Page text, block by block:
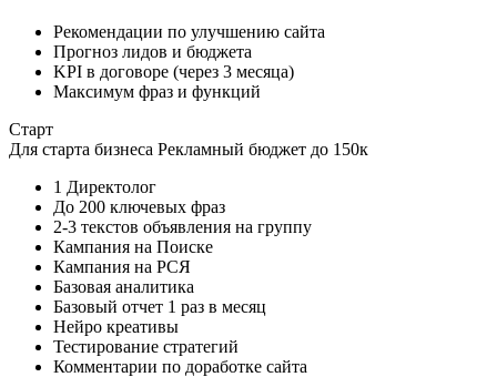
Рекомендации по улучшению сайта
Прогноз лидов и бюджета
KPI в договоре (через 3 месяца)
Максимум фраз и функций
Старт
Для старта бизнеса Рекламный бюджет до 150к
1 Директолог
До 200 ключевых фраз
2-3 текстов объявления на группу
Кампания на Поиске
Кампания на РСЯ
Базовая аналитика
Базовый отчет 1 раз в месяц
Нейро креативы
Тестирование стратегий
Комментарии по доработке сайта